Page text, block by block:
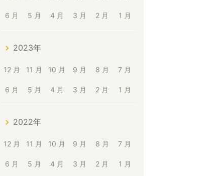
6 月 5 月 4 月 3 月 2 月 1 月
2023年
12 月 11 月 10 月 9 月 8 月 7 月
6 月 5 月 4 月 3 月 2 月 1 月
2022年
12 月 11 月 10 月 9 月 8 月 7 月
6 月 5 月 4 月 3 月 2 月 1 月